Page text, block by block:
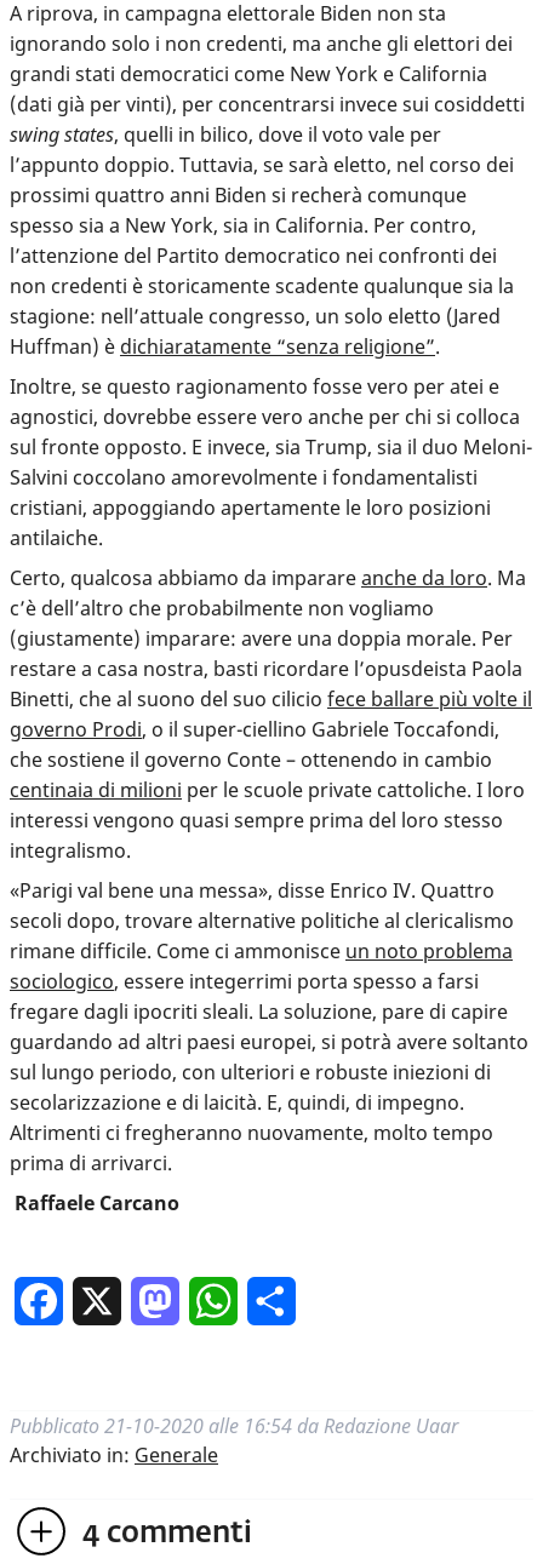
A riprova, in campagna elettorale Biden non sta
ignorando solo i non credenti, ma anche gli elettori dei
grandi stati democratici come New York e California
(dati già per vinti), per concentrarsi invece sui cosiddetti
swing states, quelli in bilico, dove il voto vale per
l’appunto doppio. Tuttavia, se sarà eletto, nel corso dei
prossimi quattro anni Biden si recherà comunque
spesso sia a New York, sia in California. Per contro,
l’attenzione del Partito democratico nei confronti dei
non credenti è storicamente scadente qualunque sia la
stagione: nell’attuale congresso, un solo eletto (Jared
Huffman) è dichiaratamente “senza religione”.
Inoltre, se questo ragionamento fosse vero per atei e
agnostici, dovrebbe essere vero anche per chi si colloca
sul fronte opposto. E invece, sia Trump, sia il duo Meloni-
Salvini coccolano amorevolmente i fondamentalisti
cristiani, appoggiando apertamente le loro posizioni
antilaiche.
Certo, qualcosa abbiamo da imparareanche da loro. Ma
c’è dell’altro che probabilmente non vogliamo
(giustamente) imparare: avere una doppia morale. Per
restare a casa nostra, basti ricordare l’opusdeista Paola
Binetti, che al suono del suo cilicio fece ballare più volte il
governo Prodi, o il super-ciellino Gabriele Toccafondi,
che sostiene il governo Conte – ottenendo in cambio
centinaia di milioni per le scuole private cattoliche. I loro
interessi vengono quasi sempre prima del loro stesso
integralismo.
«Parigi val bene una messa», disse Enrico IV. Quattro
secoli dopo, trovare alternative politiche al clericalismo
rimane difficile. Come ci ammonisce un noto problema
sociologico, essere integerrimi porta spesso a farsi
fregare dagli ipocriti sleali. La soluzione, pare di capire
guardando ad altri paesi europei, si potrà avere soltanto
sul lungo periodo, con ulteriori e robuste iniezioni di
secolarizzazione e di laicità. E, quindi, di impegno.
Altrimenti ci fregheranno nuovamente, molto tempo
prima di arrivarci.
Raffaele Carcano
Facebook MastodonWhatsApp
Pubblicato 21-10-2020 alle 16:54 da Redazione Uaar
Archiviato in: Generale
4 commenti